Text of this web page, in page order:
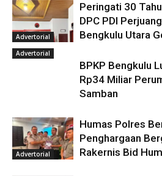
Advertorial
Peringati 30
DPC PDI
Bengkulu Utara
Advertorial
BPKP Bengkulu
Rp34 Miliar
Samban
Advertorial
Humas Polres
Penghargaan
Rakernis Bid